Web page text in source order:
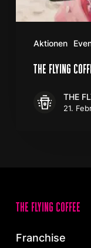
Aktionen
the flying
THE
21.
the flying coffee
Franchise